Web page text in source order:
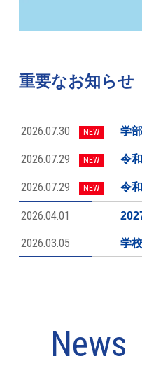
重要なお知らせ
2026.07.30 NEW 学
2026.07.29 NEW 令
2026.07.29 NEW 令
2026.04.01
2026.03.05 学
News